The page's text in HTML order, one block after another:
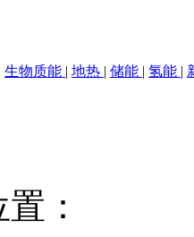
生物质能 | 地热 | 储能 | 氢能 |
：